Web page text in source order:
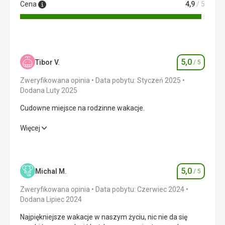
Ta recenzja została automatycznie przetłumaczona za
Cena 4,9 / 5
Tibor V. Ocena
5,0 / 5
Zweryfikowana opinia
Data pobytu: Styczeń 2025
Dodana Luty 2025
Cudowne miejsce na rodzinne wakacje.
Cudowne miejsce na rodzinne wakacje.
Zakwaterowanie 5,0/ 5
Okolica 5,0
Więcej
Michal M. Ocena
5,0 / 5
Zweryfikowana opinia
Data pobytu: Czerwiec 2024
Dodana Lipiec 2024
Najpiękniejsze wakacje w naszym życiu, nic nie da się